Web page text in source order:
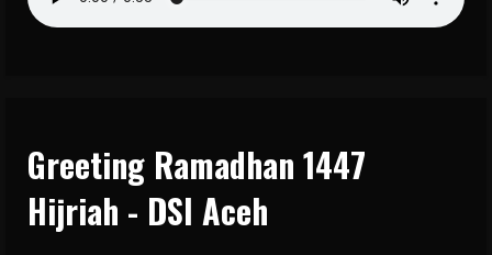
Greeting Ramadhan 1447
Hijriah - DSI Aceh